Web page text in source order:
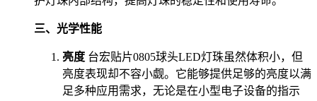
三、光学性能
亮度 台宏贴片0805球头LED灯珠虽然体积小，但
亮度表现却不容小觑。它能够提供足够的亮度以满
足多种应用需求，无论是在小型电子设备的指示